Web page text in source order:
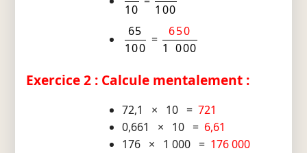
10
100
65
100
=
650
1 000
Exercice 2 : Calcule mentalement :
72,1 × 10 =721
0,661 × 10 = 6,61
176 × 1 000 = 176 000